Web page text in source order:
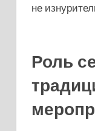
не
Роль